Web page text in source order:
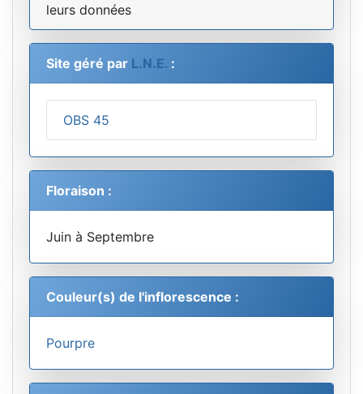
leurs données
Site géré par L.N.E. :
OBS 45
Floraison :
Juin à Septembre
Couleur(s) de l'inflorescence :
Pourpre